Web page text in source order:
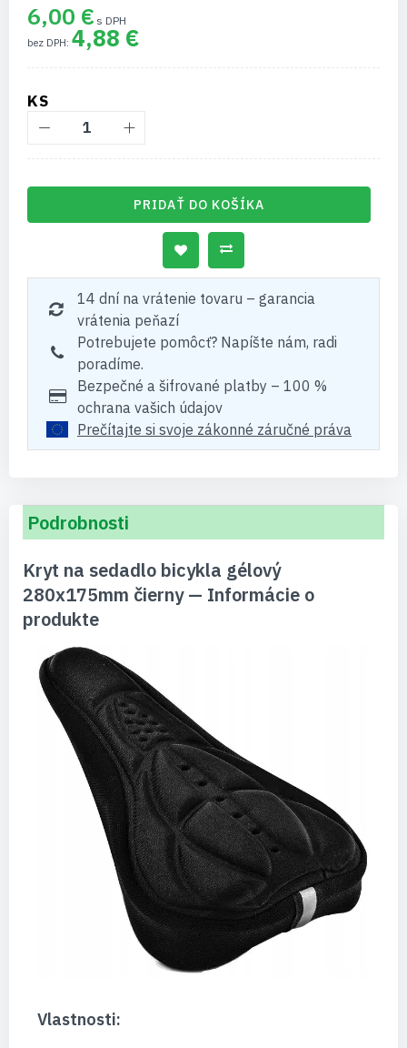
6,00 €
4,88 €
KS
PRIDAŤ DO KOŠÍKA
14 dní na vrátenie tovaru – garancia
vrátenia peňazí
Potrebujete pomôcť? Napíšte nám, radi
poradíme.
Bezpečné a šifrované platby – 100 %
ochrana vašich údajov
Prečítajte si svoje zákonné záručné práva
Podrobnosti
Kryt na sedadlo bicykla gélový
280x175mm čierny — Informácie o
produkte
Vlastnosti: